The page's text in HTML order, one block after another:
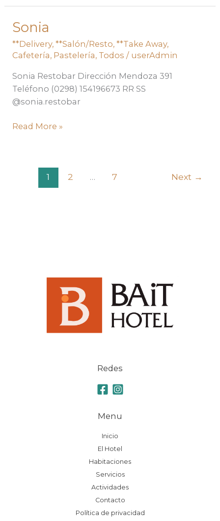
Sonia
**Delivery,**Salón/Resto,**Take Away,
Cafetería, Pastelería, Todos / userAdmin
Sonia Restobar Dirección Mendoza 391
Teléfono (0298) 154196673 RR SS
@sonia.restobar
Sonia
Read More »
1 2 … 7 Next →
Redes
Menu
Inicio
El Hotel
Habitaciones
Servicios
Actividades
Contacto
Política de privacidad